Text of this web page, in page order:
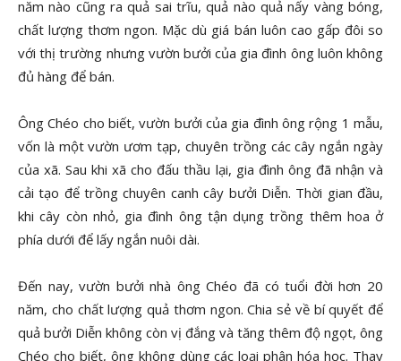
năm nào cũng ra quả sai trĩu, quả nào quả nấy vàng bóng,
chất lượng thơm ngon. Mặc dù giá bán luôn cao gấp đôi so
với thị trường nhưng vườn bưởi của gia đình ông luôn không
đủ hàng để bán.
Ông Chéo cho biết, vườn bưởi của gia đình ông rộng 1 mẫu,
vốn là một vườn ươm tạp, chuyên trồng các cây ngắn ngày
của xã. Sau khi xã cho đấu thầu lại, gia đình ông đã nhận và
cải tạo để trồng chuyên canh cây bưởi Diễn. Thời gian đầu,
khi cây còn nhỏ, gia đình ông tận dụng trồng thêm hoa ở
phía dưới để lấy ngắn nuôi dài.
Đến nay, vườn bưởi nhà ông Chéo đã có tuổi đời hơn 20
năm, cho chất lượng quả thơm ngon. Chia sẻ về bí quyết để
quả bưởi Diễn không còn vị đắng và tăng thêm độ ngọt, ông
Chéo cho biết, ông không dùng các loại phân hóa học. Thay